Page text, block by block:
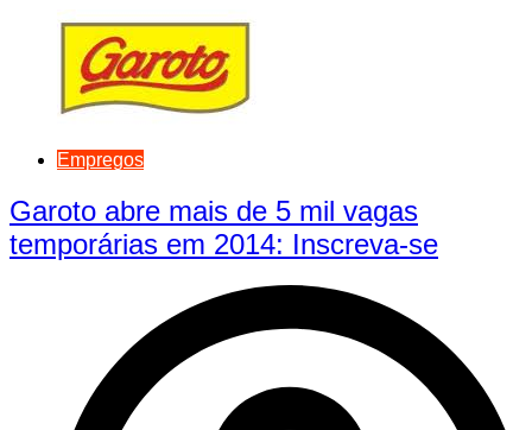
Empregos
Garoto abre mais de 5 mil vagas
temporárias em 2014: Inscreva-se